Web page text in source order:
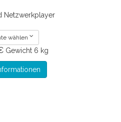
Netzwerkplayer
wählen
Gewicht 6 kg